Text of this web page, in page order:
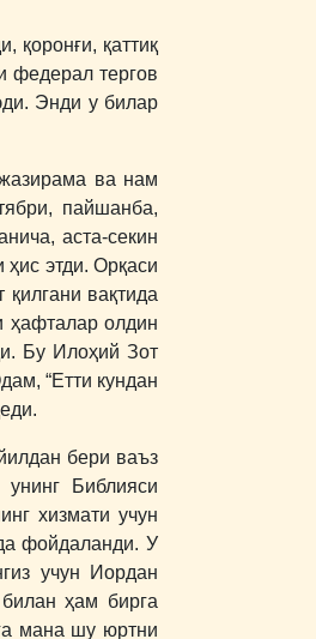
қоронғи, қаттиқ
федерал тергов
Энди у билар
ва нам
пайшанба,
аста-секин
этди. Орқаси
вақтида
ҳафталар олдин
Бу Илоҳий Зот
“Етти кундан
бери ваъз
Библияси
хизмати учун
фойдаланди. У
учун Иордан
ҳам бирга
мана шу юртни